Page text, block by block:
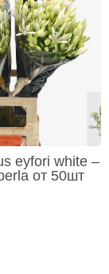
eyfori white –
от 50шт